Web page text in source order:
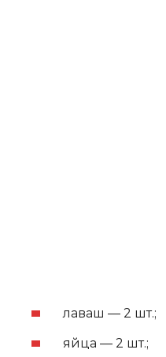
лаваш — 2 шт.;
яйца — 2 шт.;